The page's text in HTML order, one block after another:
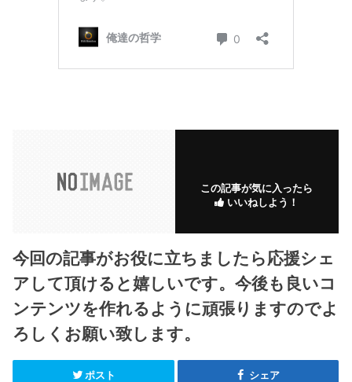
この記事が気に入ったら
いいねしよう！
今回の記事がお役に立ちましたら応援シェ
アして頂けると嬉しいです。今後も良いコ
ンテンツを作れるように頑張りますのでよ
ろしくお願い致します。
ポスト シェア